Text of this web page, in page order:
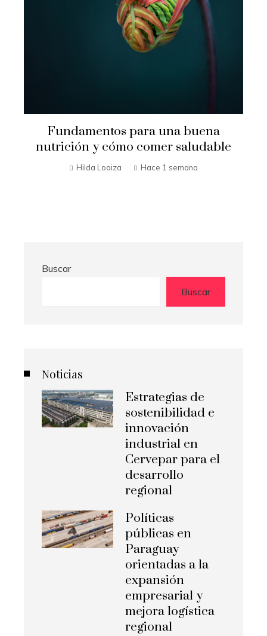
Fundamentos para una buena
nutrición y cómo comer saludable
Hilda Loaiza Hace 1 semana
Buscar
Buscar
Noticias
Estrategias de
sostenibilidad e
innovación
industrial en
Cervepar para el
desarrollo
regional
Políticas
públicas en
Paraguay
orientadas a la
expansión
empresarial y
mejora logística
regional